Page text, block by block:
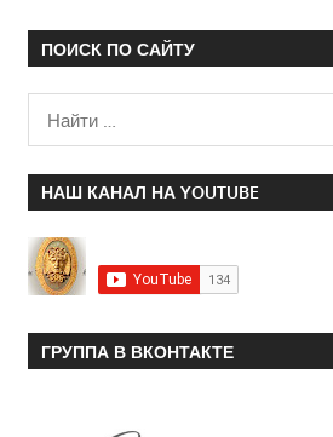
ПОИСК ПО САЙТУ
НАШ КАНАЛ НА YOUTUBE
ГРУППА В ВКОНТАКТЕ